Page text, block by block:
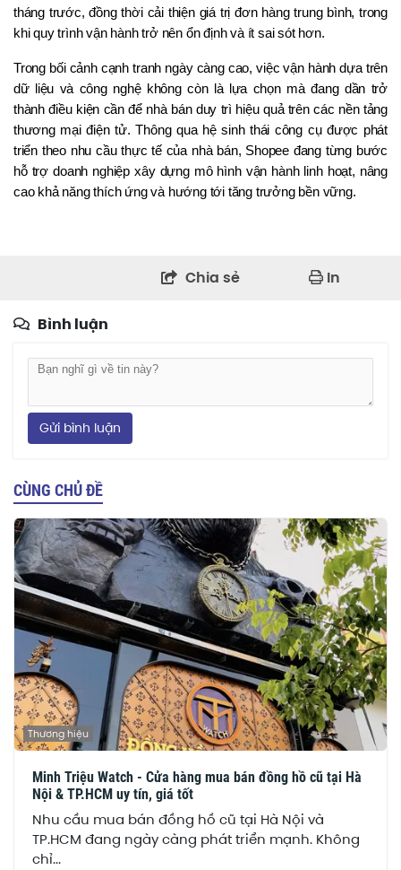
tháng trước, đồng thời cải thiện giá trị đơn hàng trung bình, trong
khi quy trình vận hành trở nên ổn định và ít sai sót hơn.
Trong bối cảnh cạnh tranh ngày càng cao, việc vận hành dựa trên
dữ liệu và công nghệ không còn là lựa chọn mà đang dần trở
thành điều kiện cần để nhà bán duy trì hiệu quả trên các nền tảng
thương mại điện tử. Thông qua hệ sinh thái công cụ được phát
triển theo nhu cầu thực tế của nhà bán, Shopee đang từng bước
hỗ trợ doanh nghiệp xây dựng mô hình vận hành linh hoạt, nâng
cao khả năng thích ứng và hướng tới tăng trưởng bền vững.
Chia sẻ In
Bình luận
Gửi bình luận
CÙNG CHỦ ĐỀ
Thương hiệu
Minh Triệu Watch - Cửa hàng mua bán đồng hồ cũ tại Hà
Nội & TP.HCM uy tín, giá tốt
Nhu cầu mua bán đồng hồ cũ tại Hà Nội và
TP.HCM đang ngày càng phát triển mạnh. Không
chỉ...